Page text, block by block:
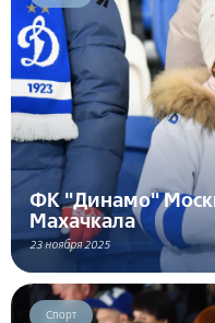
ФК "Динамо"
Махачкала
23 ноября 2025
Спорт